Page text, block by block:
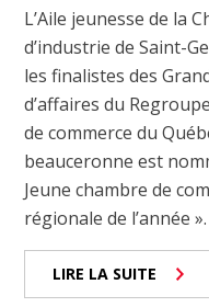
L’Aile jeunesse de la
d’industrie de Saint-
les finalistes des
d’affaires du
de commerce du
beauceronne est
Jeune chambre de
régionale de l’année
LIRE LA SUITE